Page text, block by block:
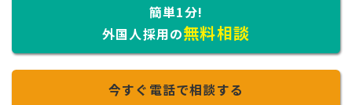
簡単1分!
外国人採用の無料相談
今すぐ電話で相談する